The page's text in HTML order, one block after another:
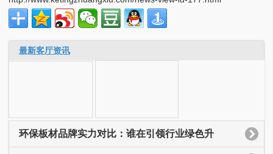
最新客厅资讯
环保板材品牌实力对比：谁在引领行业绿色升